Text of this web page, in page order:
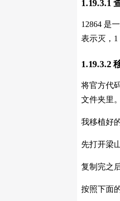
1.19.3.1
12864 是
表示灭，1
1.19.3.2
将官方代
文件夹里。
我移植好
先打开梁
复制完之
按照下面